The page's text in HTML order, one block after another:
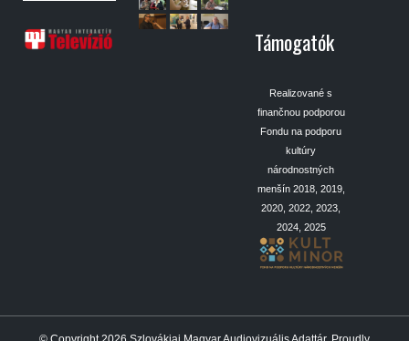
Támogatók
Realizované s
finančnou podporou
Fondu na podporu
kultúry
národnostných
menšín 2018, 2019,
2020, 2022, 2023,
2024, 2025